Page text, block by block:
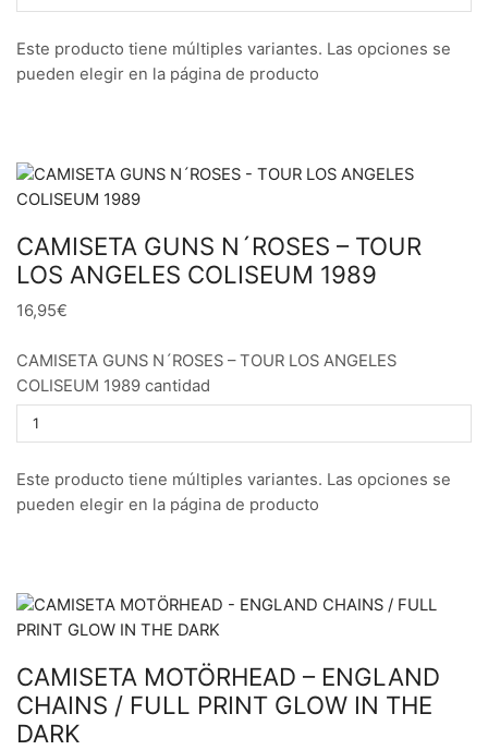
Este producto tiene múltiples variantes. Las opciones se
pueden elegir en la página de producto
CAMISETA GUNS N´ROSES – TOUR
LOS ANGELES COLISEUM 1989
16,95€
CAMISETA GUNS N´ROSES – TOUR LOS ANGELES
COLISEUM 1989 cantidad
Este producto tiene múltiples variantes. Las opciones se
pueden elegir en la página de producto
CAMISETA MOTÖRHEAD – ENGLAND
CHAINS / FULL PRINT GLOW IN THE
DARK